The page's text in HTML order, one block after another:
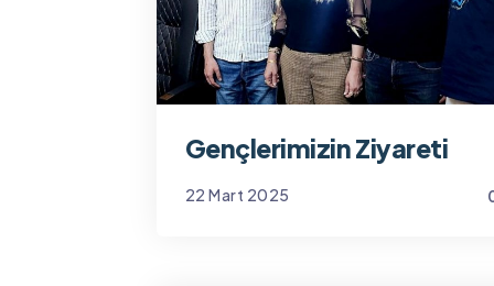
Gençlerimizin Ziyareti
22 Mart 2025